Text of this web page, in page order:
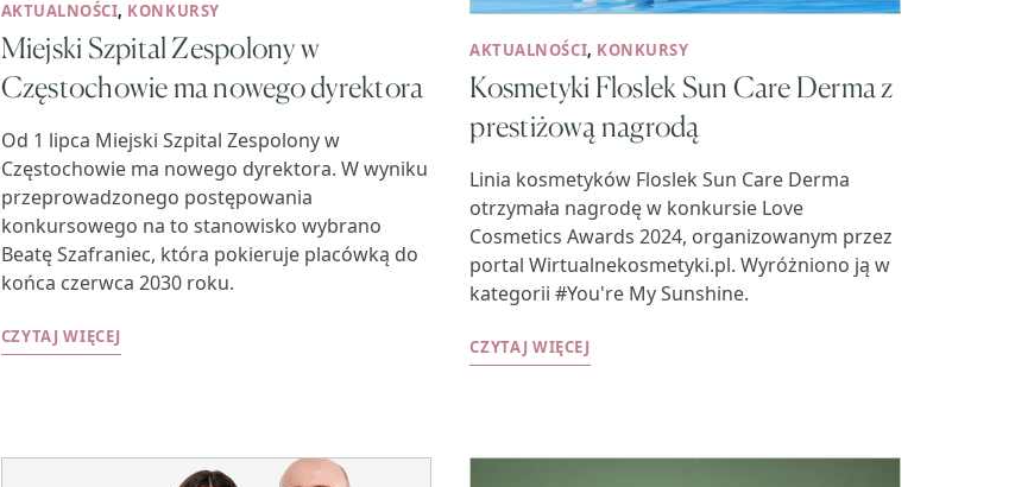
AKTUALNOŚCI, KONKURSY
Miejski Szpital Zespolony w
Częstochowie ma nowego dyrektora
Od 1 lipca Miejski Szpital Zespolony w
Częstochowie ma nowego dyrektora. W wyniku
przeprowadzonego postępowania
konkursowego na to stanowisko wybrano
Beatę Szafraniec, która pokieruje placówką do
końca czerwca 2030 roku.
CZYTAJ WIĘCEJ
AKTUALNOŚCI, KONKURSY
Kosmetyki Floslek Sun Care Derma z
prestiżową nagrodą
Linia kosmetyków Floslek Sun Care Derma
otrzymała nagrodę w konkursie Love
Cosmetics Awards 2024, organizowanym przez
portal Wirtualnekosmetyki.pl. Wyróżniono ją w
kategorii #You're My Sunshine.
CZYTAJ WIĘCEJ